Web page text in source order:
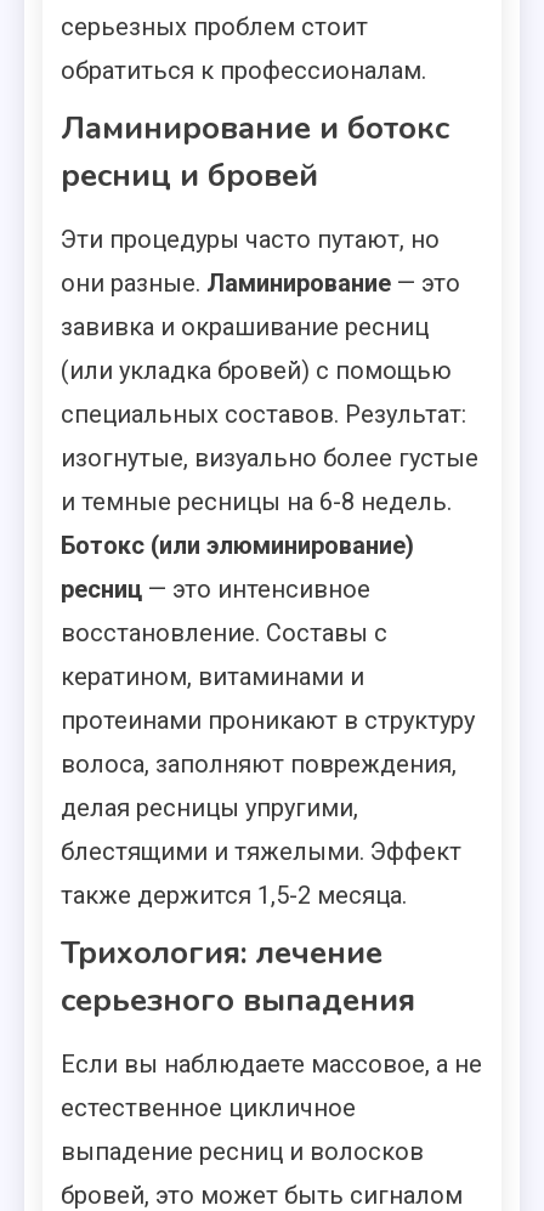
серьезных проблем стоит
обратиться к профессионалам.
Ламинирование и ботокс
ресниц и бровей
Эти процедуры часто путают, но
они разные. Ламинирование — это
завивка и окрашивание ресниц
(или укладка бровей) с помощью
специальных составов. Результат:
изогнутые, визуально более густые
и темные ресницы на 6-8 недель.
Ботокс (или элюминирование)
ресниц — это интенсивное
восстановление. Составы с
кератином, витаминами и
протеинами проникают в структуру
волоса, заполняют повреждения,
делая ресницы упругими,
блестящими и тяжелыми. Эффект
также держится 1,5-2 месяца.
Трихология: лечение
серьезного выпадения
Если вы наблюдаете массовое, а не
естественное цикличное
выпадение ресниц и волосков
бровей, это может быть сигналом